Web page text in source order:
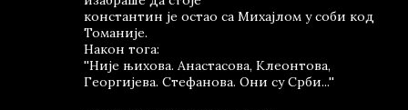
константин је остао са Михајлом у соби код
Томаније.
Након тога:
''Није њихова. Анастасова, Клеонтова,
Георгијева. Стефанова. Они су Срби...''